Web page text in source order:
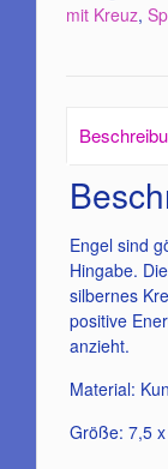
mit Kreuz,
Engel sind
Hingabe.
silbernes
positive
anzieht.
Material:
Größe: 7,5